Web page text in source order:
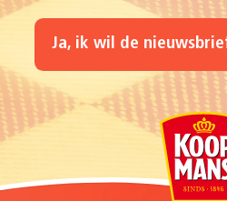
Ja, ik wil de